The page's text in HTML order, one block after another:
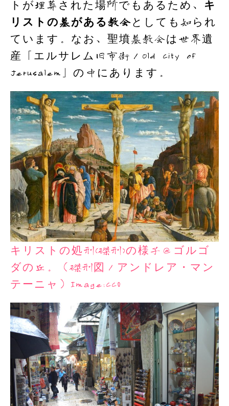
トが埋葬された場所でもあるため、 キ
リストの墓がある教会としても知られ
ています。なお、聖墳墓教会は世界遺
産「エルサレム旧市街／Old City of
Jerusalem」の中にあります。
キリストの処刑(磔刑)の様子＠ゴルゴ
ダの丘。（磔刑図／アンドレア・マン
テーニャ）Image:CC0